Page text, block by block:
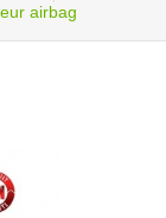
airbag